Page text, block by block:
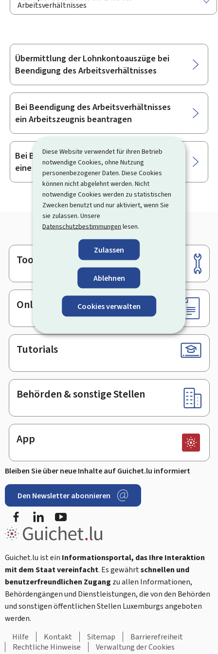
Diese Website verwendet für ihren Betrieb
notwendige Cookies, ohne Nutzung
personenbezogener Daten. Diese Cookies
können nicht abgelehnt werden. Nicht
notwendige Cookies werden zu statistischen
Zwecken benutzt und nur aktiviert, wenn Sie
sie zulassen. Unsere
Datenschutzbestimmungen lesen.
Zulassen
Ablehnen
Cookies verwalten
Arbeitsverhältnisses
Unterrubriken
Übermittlung der Lohnkontoauszüge bei
Beendigung des Arbeitsverhältnisses
Bei Beendigung des Arbeitsverhältnisses
ein Arbeitszeugnis beantragen
Bei Beendigung des Arbeitsverhältnisses
eine Ausgleichsquittung beantragen
Footer
Tools
Online-Dienste & Formulare
Tutorials
Behörden & sonstige Stellen
App
Bleiben Sie über neue Inhalte auf Guichet.lu informiert
Den Newsletter abonnieren
FacebookLinkedIn
Guichet.lu ist ein Informationsportal, das Ihre Interaktion
mit dem Staat vereinfacht. Es gewährtschnellen und
benutzerfreundlichen Zugang zu allen Informationen,
Behördengängen und Dienstleistungen, die von den Behörden
und sonstigen öffentlichen Stellen Luxemburgs angeboten
werden.
Hilfe
Kontakt Sitemap
Barrierefreiheit
Rechtliche Hinweise
Verwaltung der Cookies